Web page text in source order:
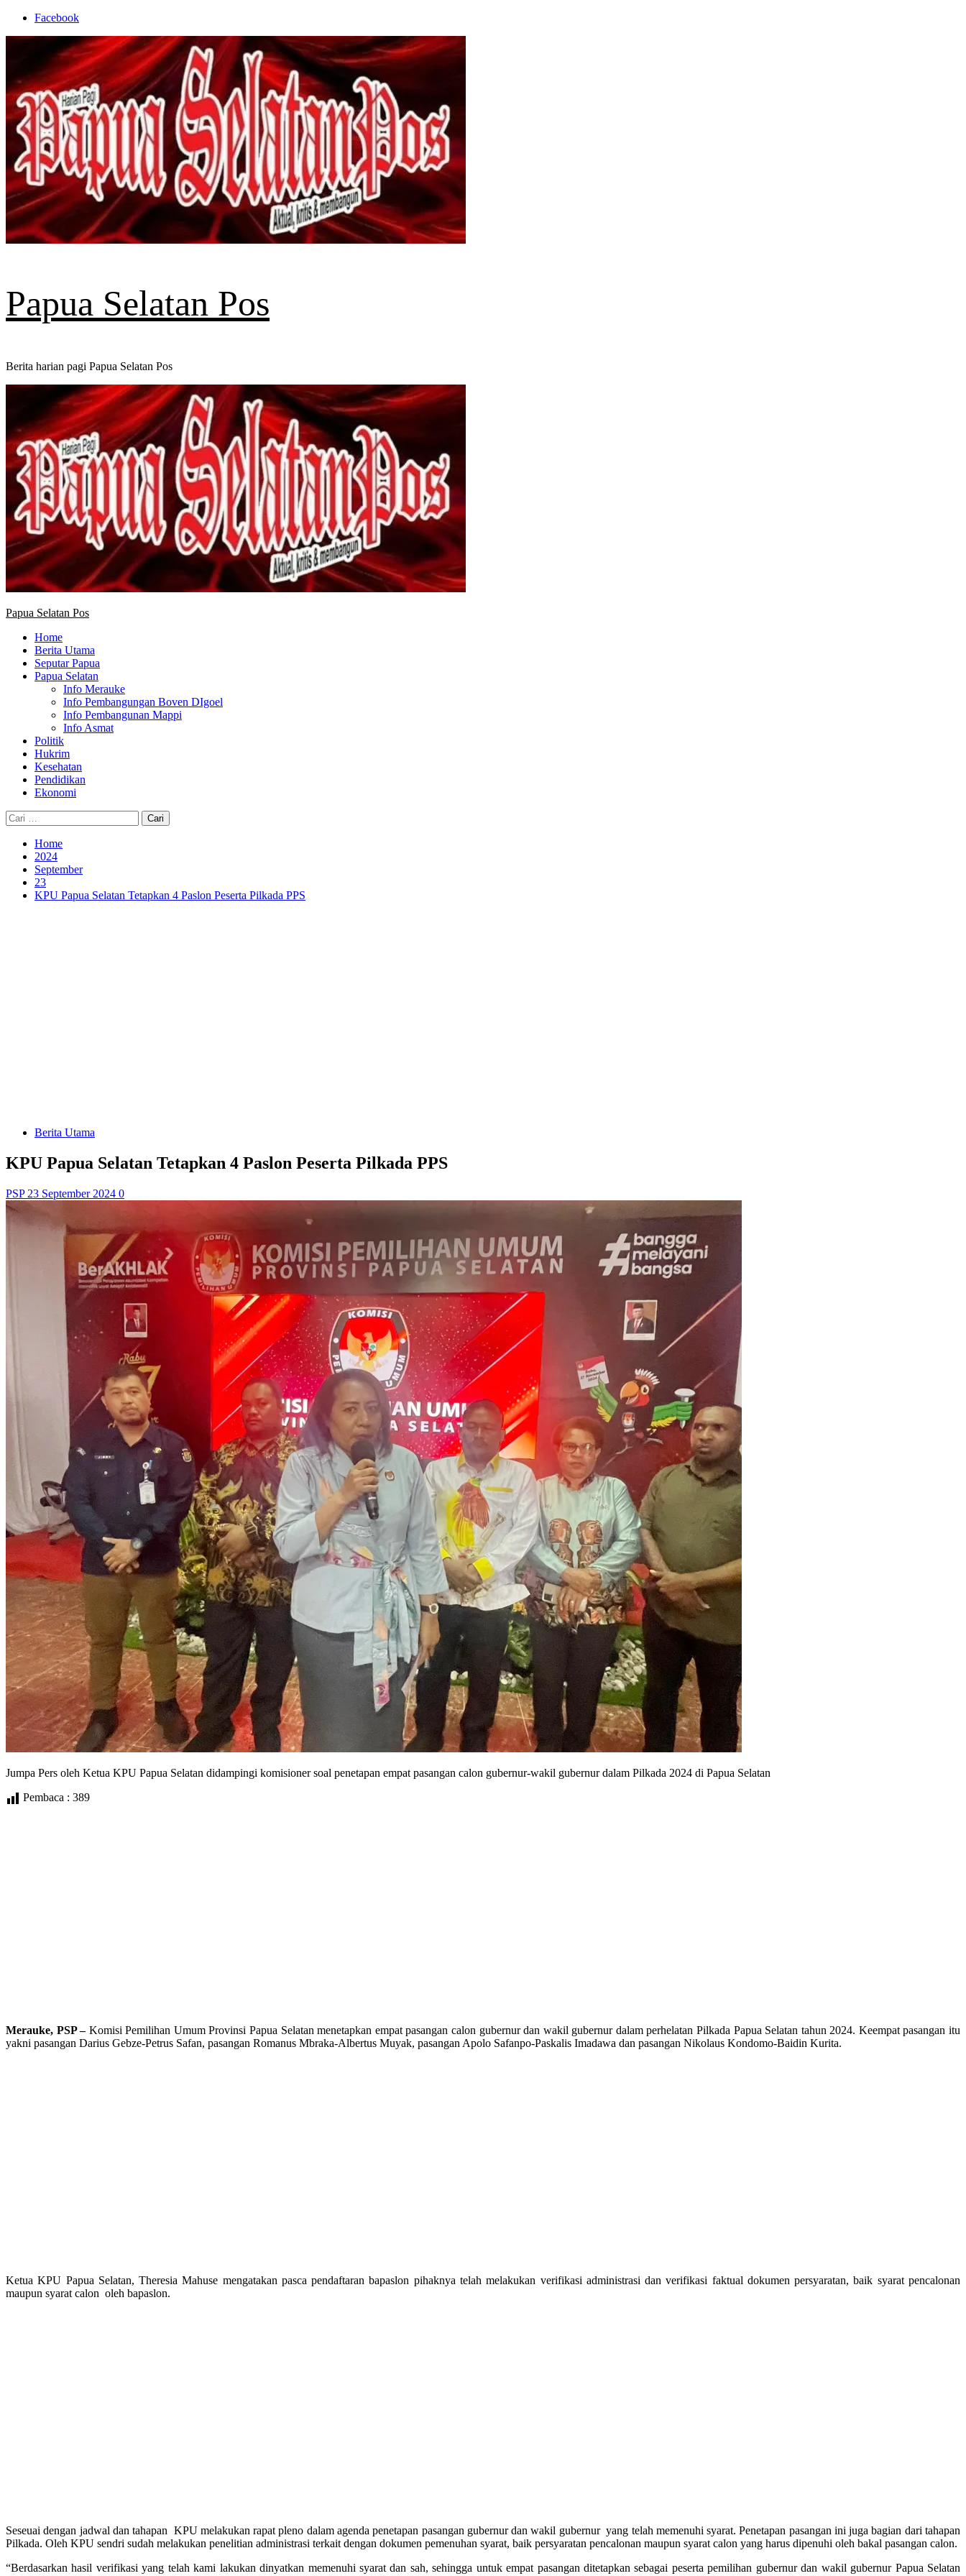
Skip
content
Facebook
Papua Selatan Pos
Berita harian pagi Papua Selatan Pos
Primary
Papua Selatan Pos
Home
Berita Utama
Seputar Papua
Papua Selatan
Info Merauke
Info Pembangungan Boven DIgoel
Info Pembangunan Mappi
Info Asmat
Politik
Hukrim
Kesehatan
Pendidikan
Ekonomi
Cari
untuk:
Home
2024
September
23
KPU Papua Selatan Tetapkan 4 Paslon Peserta Pilkada PPS
Berita Utama
KPU Papua Selatan Tetapkan 4 Paslon Peserta Pilkada PPS
PSP 23 September 2024 0
Jumpa Pers oleh Ketua KPU Papua Selatan didampingi komisioner soal penetapan empat pasangan calon gubernur-wakil gubernur dalam Pilkada 2024 di Papua Selatan
Pembaca : 389
Merauke, PSP –Komisi Pemilihan Umum Provinsi Papua Selatan menetapkan empat pasangan calon gubernur dan wakil gubernur dalam perhelatan Pilkada Papua Selatan tahun 2024. Keempat pasangan itu
yakni pasangan Darius Gebze-Petrus Safan, pasangan Romanus Mbraka-Albertus Muyak, pasangan Apolo Safanpo-Paskalis Imadawa dan pasangan Nikolaus Kondomo-Baidin Kurita.
Ketua KPU Papua Selatan, Theresia Mahuse mengatakan pasca pendaftaran bapaslon pihaknya telah melakukan verifikasi administrasi dan verifikasi faktual dokumen persyaratan, baik syarat pencalonan
maupun syarat calon oleh bapaslon.
Seseuai dengan jadwal dan tahapan KPU melakukan rapat pleno dalam agenda penetapan pasangan gubernur dan wakil gubernur yang telah memenuhi syarat. Penetapan pasangan ini juga bagian dari tahapan
Pilkada. Oleh KPU sendri sudah melakukan penelitian administrasi terkait dengan dokumen pemenuhan syarat, baik persyaratan pencalonan maupun syarat calon yang harus dipenuhi oleh bakal pasangan calon.
“Berdasarkan hasil verifikasi yang telah kami lakukan dinyatkan memenuhi syarat dan sah, sehingga untuk empat pasangan ditetapkan sebagai peserta pemilihan gubernur dan wakil gubernur Papua Selatan